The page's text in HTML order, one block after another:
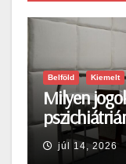
Belföld Kiemelt
Milyen
júl 14, 2026